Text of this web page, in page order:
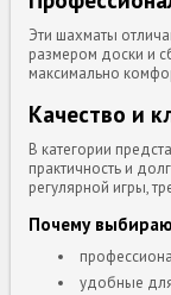
Эти шахматы
размером доски и
максимально
Качество и
В категории
практичность и
регулярной игры,
Почему
удобные